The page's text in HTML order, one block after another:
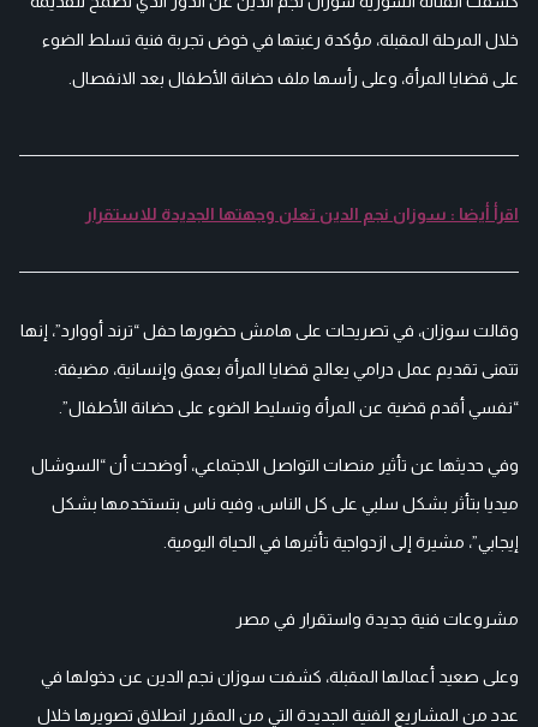
خلال المرحلة المقبلة، مؤكدة رغبتها في خوض تجربة فنية تسلط الضوء
على قضايا المرأة، وعلى رأسها ملف حضانة الأطفال بعد الانفصال.
اقرأ أيضا : سوزان نجم الدين تعلن وجهتها الجديدة للاستقرار
وقالت سوزان، في تصريحات على هامش حضورها حفل “ترند أووارد”، إنها
تتمنى تقديم عمل درامي يعالج قضايا المرأة بعمق وإنسانية، مضيفة:
“نفسي أقدم قضية عن المرأة وتسليط الضوء على حضانة الأطفال”.
وفي حديثها عن تأثير منصات التواصل الاجتماعي، أوضحت أن “السوشال
ميديا بتأثر بشكل سلبي على كل الناس، وفيه ناس بتستخدمها بشكل
إيجابي”، مشيرة إلى ازدواجية تأثيرها في الحياة اليومية.
مشروعات فنية جديدة واستقرار في مصر
وعلى صعيد أعمالها المقبلة، كشفت سوزان نجم الدين عن دخولها في
عدد من المشاريع الفنية الجديدة التي من المقرر انطلاق تصويرها خلال